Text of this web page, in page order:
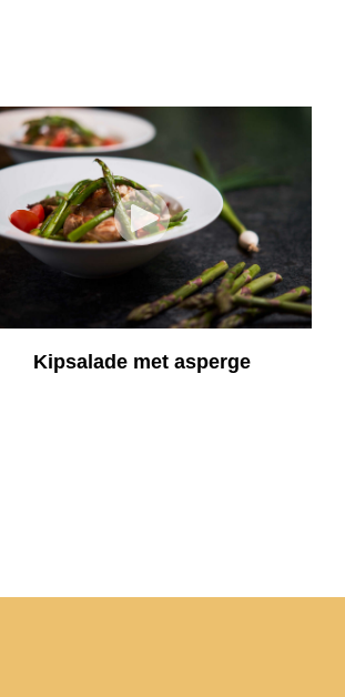
Kipsalade met asperge